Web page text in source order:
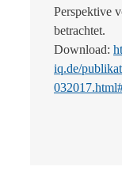
Perspektive
betrachtet.
Download:
iq.de/